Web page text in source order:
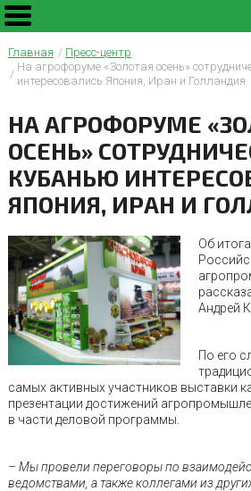
Главная
Пресс-центр
На агрофоруме «Золотая осень»
интересовались Япония, Иран и Голландия
НА АГРОФОРУМЕ
ОСЕНЬ»
КУБАНЬЮ
ЯПОНИЯ, ИРАН И
Об
Андрей
По его
самых активных участников выставки
презентации достижений
в части деловой программы.
– Мы провели переговоры по
ведомствами, а также коллегами из